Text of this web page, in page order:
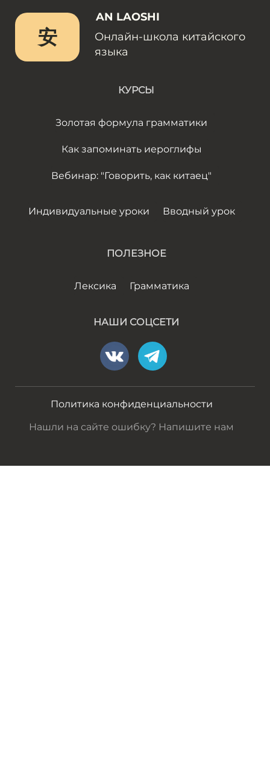
安
AN LAOSHI
Онлайн-школа китайского
языка
КУРСЫ
Золотая формула грамматики
Как запоминать иероглифы
Вебинар: "Говорить, как китаец"
Индивидуальные уроки Вводный урок
ПОЛЕЗНОЕ
Лексика Грамматика
НАШИ СОЦСЕТИ
Политика конфиденциальности
Нашли на сайте ошибку? Напишите нам